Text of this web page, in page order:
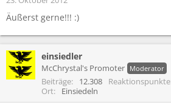
Äußerst gerne!!! :)
einsiedler
McChrystal's Promoter Moderator
Beiträge 12.308 Reaktionspunkte
Ort
Einsiedeln